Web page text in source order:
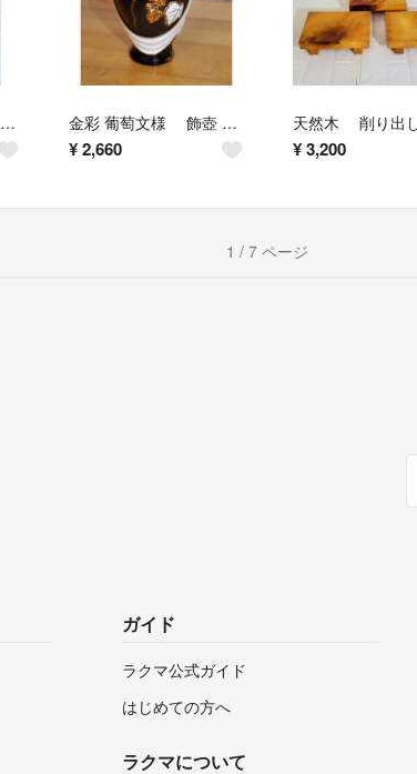
イヴサンローラン タオル4点フルセット YSL バスタオルなど！ ​箱リボン付 金彩 葡萄文様 飾壺 花瓶 盛絵 立体造形 黒地 縁起物 華やか
¥2,660 ¥ 3,200
1 / 7 ページ
ガイド
ラクマ公式ガイド
はじめての方へ
ラクマについて